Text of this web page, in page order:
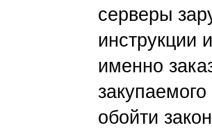
серверы
инструкции
именно
обойти